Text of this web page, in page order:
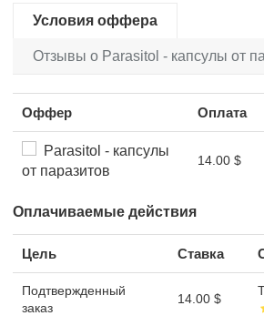
Условия оффера
Отзывы о Parasitol - капсулы от
Оффер Оплата
Parasitol - капсулы
от паразитов
14.00 $
Оплачиваемые действия
Цель Ставка
Подтвержденный
заказ
14.00 $